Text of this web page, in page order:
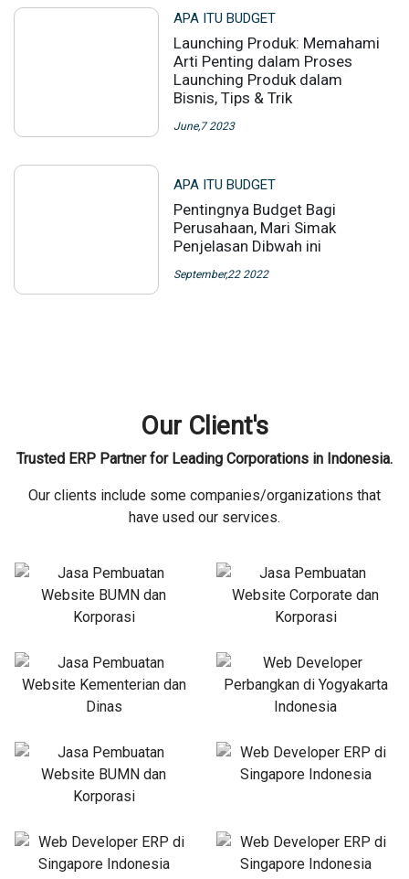
APA ITU BUDGET
Launching Produk: Memahami
Arti Penting dalam Proses
Launching Produk dalam
Bisnis, Tips & Trik
June,7 2023
APA ITU BUDGET
Pentingnya Budget Bagi
Perusahaan, Mari Simak
Penjelasan Dibwah ini
September,22 2022
Our Client's
Trusted ERP Partner for Leading Corporations in Indonesia.
Our clients include some companies/organizations that
have used our services.